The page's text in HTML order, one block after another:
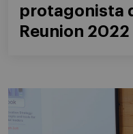
protagonista
Reunion 2022